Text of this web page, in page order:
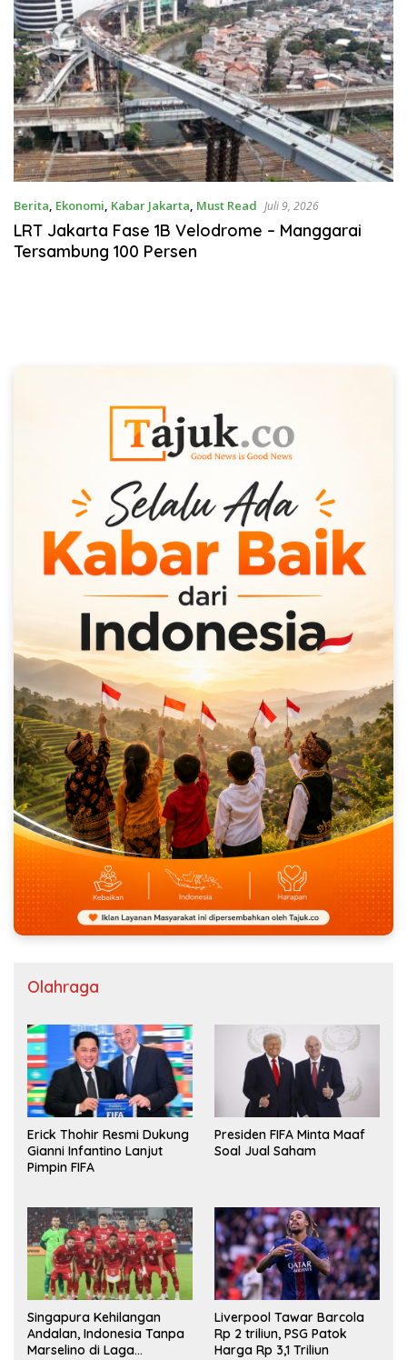
Berita, Ekonomi, Kabar Jakarta, Must Read Juli 9, 2026
LRT Jakarta Fase 1B Velodrome – Manggarai
Tersambung 100 Persen
Olahraga
Erick Thohir Resmi Dukung
Gianni Infantino Lanjut
Pimpin FIFA
Presiden FIFA Minta Maaf
Soal Jual Saham
Singapura Kehilangan
Andalan, Indonesia Tanpa
Marselino di Laga
Liverpool Tawar Barcola
Rp 2 triliun, PSG Patok
Harga Rp 3,1 Triliun